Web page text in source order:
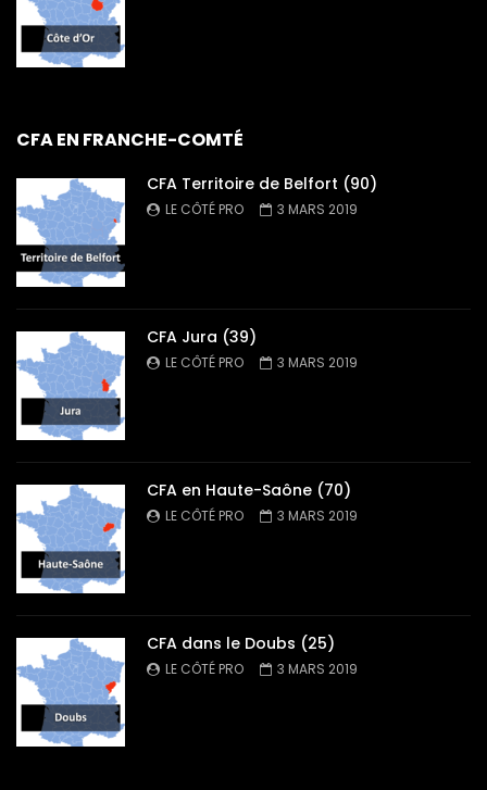
CFA EN FRANCHE-COMTÉ
CFA Territoire de Belfort (90)
LE CÔTÉ PRO 3 MARS 2019
CFA Jura (39)
LE CÔTÉ PRO 3 MARS 2019
CFA en Haute-Saône (70)
LE CÔTÉ PRO 3 MARS 2019
CFA dans le Doubs (25)
LE CÔTÉ PRO 3 MARS 2019